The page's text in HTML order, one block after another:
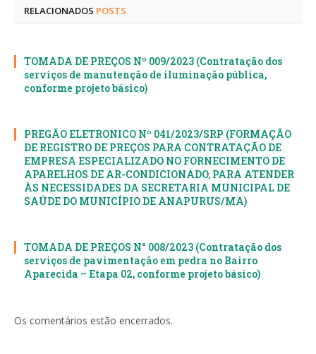
RELACIONADOS POSTS
TOMADA DE PREÇOS Nº 009/2023 (Contratação dos
serviços de manutenção de iluminação pública,
conforme projeto básico)
PREGÃO ELETRONICO Nº 041/2023/SRP (FORMAÇÃO
DE REGISTRO DE PREÇOS PARA CONTRATAÇÃO DE
EMPRESA ESPECIALIZADO NO FORNECIMENTO DE
APARELHOS DE AR-CONDICIONADO, PARA ATENDER
ÀS NECESSIDADES DA SECRETARIA MUNICIPAL DE
SAÚDE DO MUNICÍPIO DE ANAPURUS/MA)
TOMADA DE PREÇOS N° 008/2023 (Contratação dos
serviços de pavimentação em pedra no Bairro
Aparecida – Etapa 02, conforme projeto básico)
Os comentários estão encerrados.